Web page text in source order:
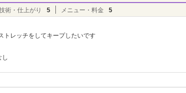
術・仕上がり 5 メニュー・料金 5
トレッチをしてキープしたいです
し